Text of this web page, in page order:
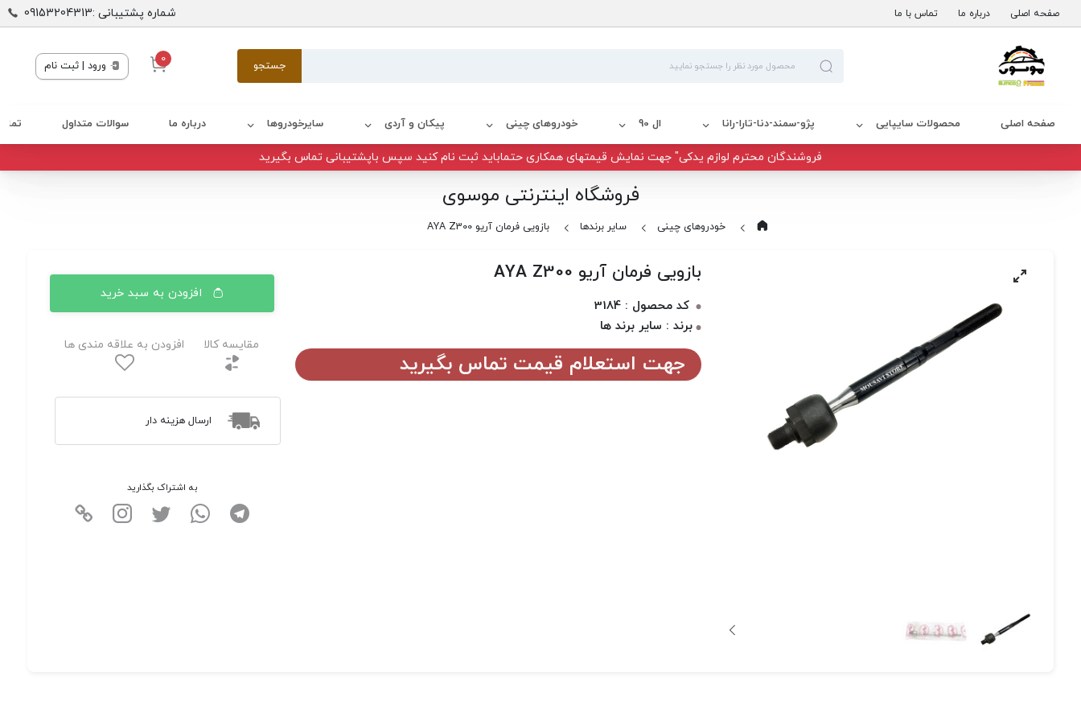
صفحه اصلی درباره ما تماس با ما شماره پشتیبانی :09153204313
جستجو 0 ورود | ثبت نام
صفحه اصلی محصولات سایپایی پژو-سمند-دنا-تارا-رانا ال 90 خودروهای چینی پیکان و آردی سایرخودروها درباره ما سوالات متداول
فروشندگان محترم لوازم یدکی" جهت نمایش قیمتهای همکاری حتماباید ثبت نام کنید سپس باپشتیبانی تماس بگیرید
فروشگاه اینترنتی موسوی
خودروهای چینی سایر برندها بازویی فرمان آریو AYA Z300
بازویی فرمان آریو AYA Z300
کد محصول : 3184
برند : سایر برند ها
جهت استعلام قیمت تماس بگیرید
افزودن به سبد خرید
مقایسه کالا افزودن به علاقه مندی ها
ارسال هزینه دار
به اشتراک بگذارید